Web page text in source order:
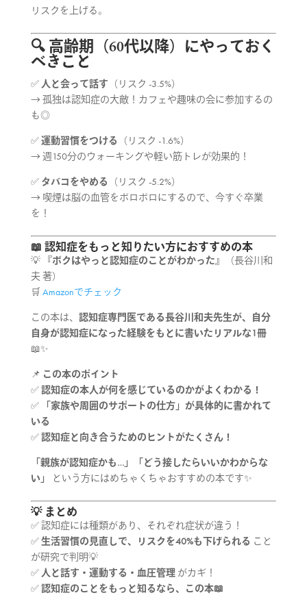
リスクを上げる。
🔍 高齢期（60代以降）にやっておく
べきこと
✅ 人と会って話す （リスク -3.5%）
→ 孤独は認知症の大敵！カフェや趣味の会に参加するの
も◎
✅運動習慣をつける （リスク -1.6%）
→ 週150分のウォーキングや軽い筋トレが効果的！
✅ タバコをやめる （リスク -5.2%）
→ 喫煙は脳の血管をボロボロにするので、今すぐ卒業
を！
📖 認知症をもっと知りたい方におすすめの本
💡 『ボクはやっと認知症のことがわかった』
（長谷川和
夫 著）
🛒 Amazonでチェック
この本は、 認知症専門医である長谷川和夫先生が、自分
自身が認知症になった経験をもとに書いたリアルな1冊
📖✨
📌 この本のポイント
✅認知症の本人が何を感じているのかがよくわかる！
✅
「家族や周囲のサポートの仕方」が具体的に書かれて
いる
✅認知症と向き合うためのヒントがたくさん！
「親族が認知症かも…」「どう接したらいいかわからな
い」
という方にはめちゃくちゃおすすめの本です✨
💡 まとめ
✅ 認知症には種類があり、それぞれ症状が違う！
✅生活習慣の見直しで、リスクを40%も下げられる こと
が研究で判明💡
✅ 人と話す・運動する・血圧管理がカギ！
✅認知症のことをもっと知るなら、この本📖